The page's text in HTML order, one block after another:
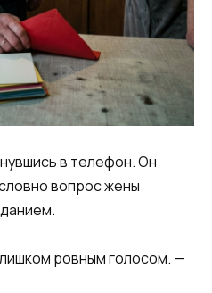
в телефон. Он
вопрос жены
ровным голосом. —